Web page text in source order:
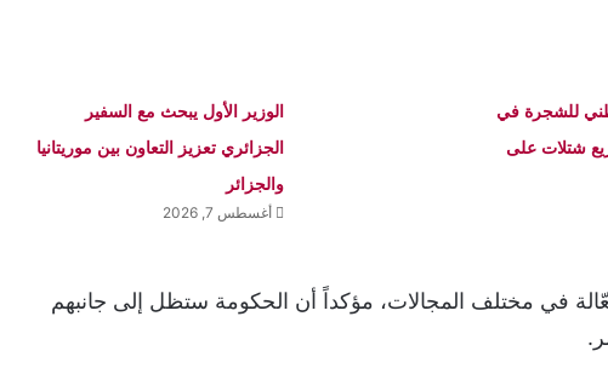
للشجرة في
شتلات على
الوزير الأول يبحث مع السفير
الجزائري تعزيز التعاون بين موريتانيا
والجزائر
أغسطس 7, 2026
في مختلف المجالات، مؤكداً أن الحكومة ستظل إلى جانبهم